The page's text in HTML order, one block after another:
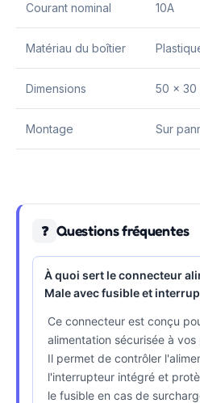
Courant nominal 10A
Matériau du boîtier
Dimensions 50 x 30
Montage Sur
❓ Questions fréquentes
À quoi sert le connecteur
Male avec fusible et
Ce connecteur est conçu
alimentation sécurisée à
Il permet de contrôler
l'interrupteur intégré et
le fusible en cas de